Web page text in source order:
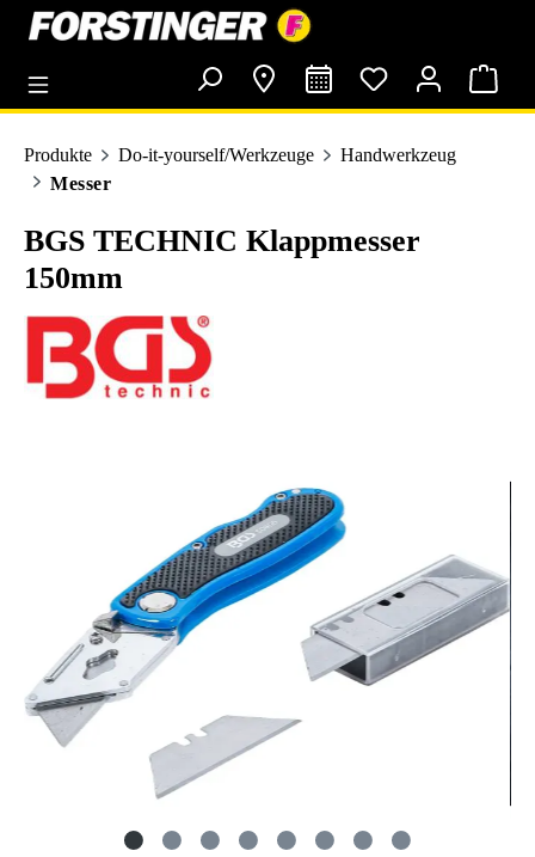
springen
Produkte Do-it-yourself/Werkzeuge
Handwerkzeug
Messer
BGS TECHNIC Klappmesser
150mm